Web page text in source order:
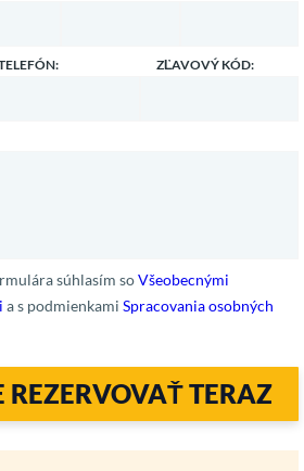
ZĽAVOVÝ KÓD:
súhlasím soVšeobecnými
a s podmienkami Spracovania osobných
REZERVOVAŤ TERAZ